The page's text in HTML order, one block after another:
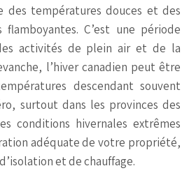
des températures douces et des
flamboyantes. C’est une période
activités de plein air et de la
l’hiver canadien peut être
descendant souvent
surtout dans les provinces des
conditions hivernales extrêmes
adéquate de votre propriété,
et de chauffage.